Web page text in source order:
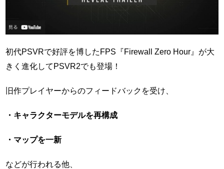
初代PSVRで好評を博したFPS『Firewall Zero Hour』が大
きく進化してPSVR2でも登場！
旧作プレイヤーからのフィードバックを受け、
・キャラクターモデルを再構成
・マップを一新
などが行われる他、